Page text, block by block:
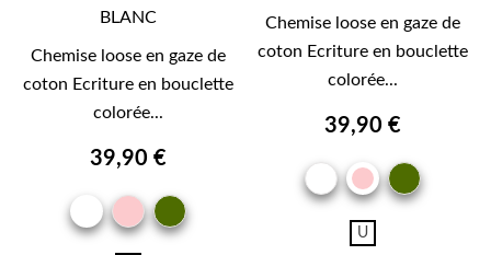
BLANC
Chemise loose en gaze de
coton Ecriture en bouclette
colorée...
39,90 €
BLANCROSEKAKI
Chemise loose en gaze de
coton Ecriture en bouclette
colorée...
39,90 €
BLANCROSEKAKI
U